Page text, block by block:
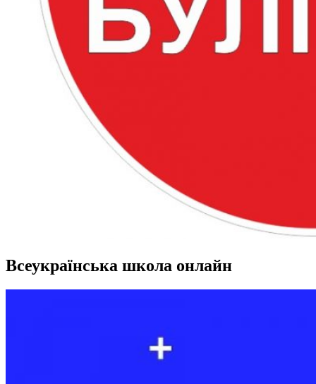
Всеукраїнська школа онлайн